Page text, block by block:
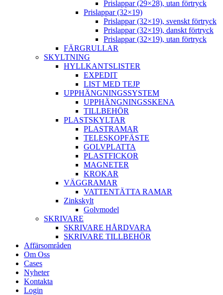
Prislappar (29×28), utan förtryck
Prislappar (32×19)
Prislappar (32×19), svenskt förtryck
Prislappar (32×19), danskt förtryck
Prislappar (32×19), utan förtryck
FÄRGRULLAR
SKYLTNING
HYLLKANTSLISTER
EXPEDIT
LIST MED TEJP
UPPHÄNGNINGSSYSTEM
UPPHÄNGNINGSSKENA
TILLBEHÖR
PLASTSKYLTAR
PLASTRAMAR
TELESKOPFÄSTE
GOLVPLATTA
PLASTFICKOR
MAGNETER
KROKAR
VÄGGRAMAR
VATTENTÄTTA RAMAR
Zinkskylt
Golvmodel
SKRIVARE
SKRIVARE HÅRDVARA
SKRIVARE TILLBEHÖR
Affärsområden
Om Oss
Cases
Nyheter
Kontakta
Login